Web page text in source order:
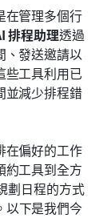
在管理多個行
排程助理透過
、發送邀請以
些工具利用已
並減少排程錯
在偏好的工作
約工具到全方
劃日程的方式
下是我們今
智慧
選擇